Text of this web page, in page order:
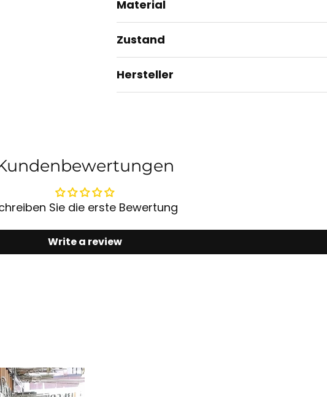
Material
Zustand
Hersteller
Sie die erste Bewertung
Write a review